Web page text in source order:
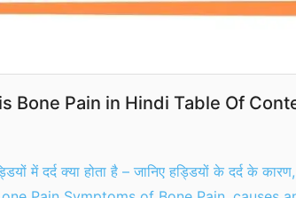
Bone Pain in Hindi Table Of
में दर्द क्या होता है – जानिए हड्डियों के दर्द के